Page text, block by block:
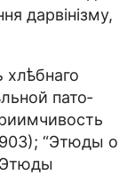
дарвінізму,
хлѣбнаго
пато­­
“Этюды о